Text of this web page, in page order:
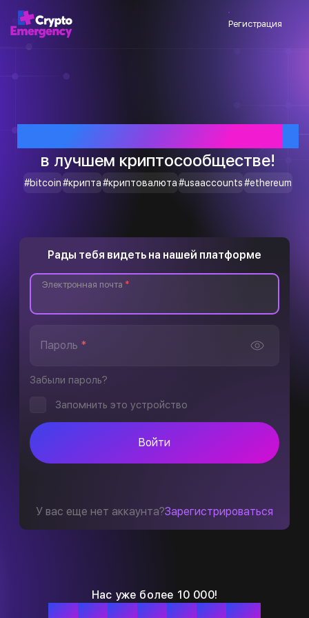
Регистрация
в лучшем криптосообществе!
#bitcoin#крипта#криптовалюта#usaaccounts#ethereum
Нас уже более 10 000!
Рады тебя видеть на нашей платформе
Электронная почта *
Пароль *
Забыли пароль?
Запомнить это устройство
Войти
У вас еще нет аккаунта?Зарегистрироваться